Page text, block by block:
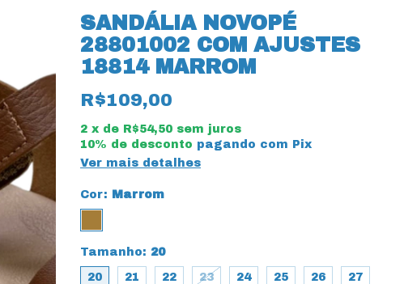
SANDÁLIA NOVOPÉ
28801002 COM AJUSTES
18814 MARROM
R$109,00
2 x de R$54,50 sem juros
10% de desconto pagando com Pix
Ver mais detalhes
Cor: Marrom
Tamanho: 20
20 21 22 23 24 25 26 27